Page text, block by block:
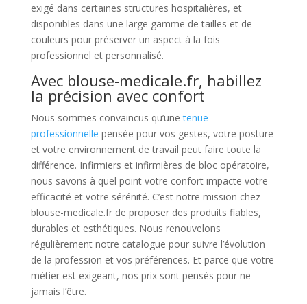
exigé dans certaines structures hospitalières, et
disponibles dans une large gamme de tailles et de
couleurs pour préserver un aspect à la fois
professionnel et personnalisé.
Avec blouse-medicale.fr, habillez
la précision avec confort
Nous sommes convaincus qu’unetenue
professionnelle pensée pour vos gestes, votre posture
et votre environnement de travail peut faire toute la
différence. Infirmiers et infirmières de bloc opératoire,
nous savons à quel point votre confort impacte votre
efficacité et votre sérénité. C’est notre mission chez
blouse-medicale.fr de proposer des produits fiables,
durables et esthétiques. Nous renouvelons
régulièrement notre catalogue pour suivre l’évolution
de la profession et vos préférences. Et parce que votre
métier est exigeant, nos prix sont pensés pour ne
jamais l’être.